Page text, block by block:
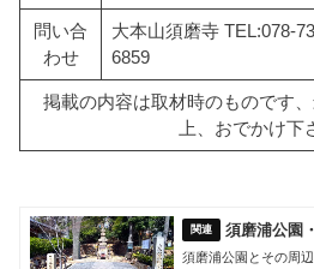
問い合
わせ
大本山須磨寺 TEL:078-
6859
掲載の内容は取材時のものです
上、おでかけ下
須磨浦公園
須磨浦公園とその周